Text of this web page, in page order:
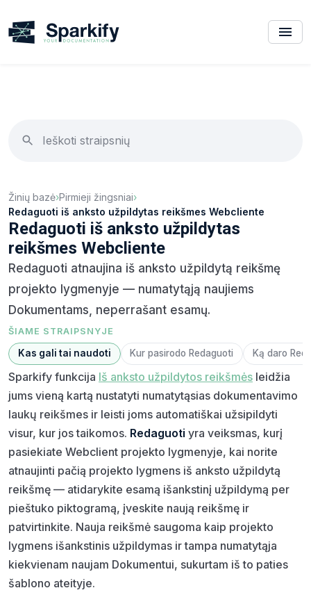
Žinių bazė›Pirmieji žingsniai›
Redaguoti iš anksto užpildytas reikšmes Webcliente
Redaguoti iš anksto užpildytas
reikšmes Webcliente
Redaguoti atnaujina iš anksto užpildytą reikšmę
projekto lygmenyje — numatytąją naujiems
Dokumentams, neperrašant esamų.
ŠIAME STRAIPSNYJE
Kas gali tai naudoti Kur pasirodo Redaguoti Ką daro
Sparkify funkcija Iš anksto užpildytos reikšmės leidžia
jums vieną kartą nustatyti numatytąsias dokumentavimo
laukų reikšmes ir leisti joms automatiškai užsipildyti
visur, kur jos taikomos. Redaguoti yra veiksmas, kurį
pasiekiate Webclient projekto lygmenyje, kai norite
atnaujinti pačią projekto lygmens iš anksto užpildytą
reikšmę — atidarykite esamą išankstinį užpildymą per
pieštuko piktogramą, įveskite naują reikšmę ir
patvirtinkite. Nauja reikšmė saugoma kaip projekto
lygmens išankstinis užpildymas ir tampa numatytąja
kiekvienam naujam Dokumentui, sukurtam iš to paties
šablono ateityje.